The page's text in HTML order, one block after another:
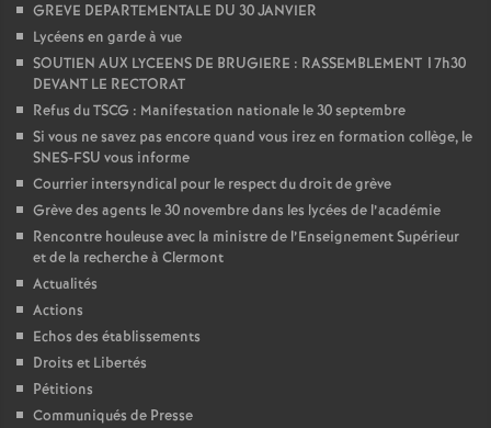
S
e
c
o
GREVE DEPARTEMENTALE DU 30 JANVIER
Lycéens en garde à vue
SOUTIEN AUX LYCEENS DE BRUGIERE : RASSEMBLEMENT 17h30
DEVANT LE RECTORAT
Refus du TSCG : Manifestation nationale le 30 septembre
Si vous ne savez pas encore quand vous irez en formation collège, le
SNES-FSU vous informe
Courrier intersyndical pour le respect du droit de grève
Grève des agents le 30 novembre dans les lycées de l’académie
Rencontre houleuse avec la ministre de l’Enseignement Supérieur
et de la recherche à Clermont
Actualités
Actions
Echos des établissements
Droits et Libertés
Pétitions
Communiqués de Presse